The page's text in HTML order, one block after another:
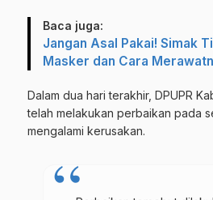
Baca juga:
Jangan Asal Pakai! Simak
Masker dan Cara
Dalam dua hari terakhir, DPUPR
telah melakukan perbaikan pada
mengalami kerusakan.